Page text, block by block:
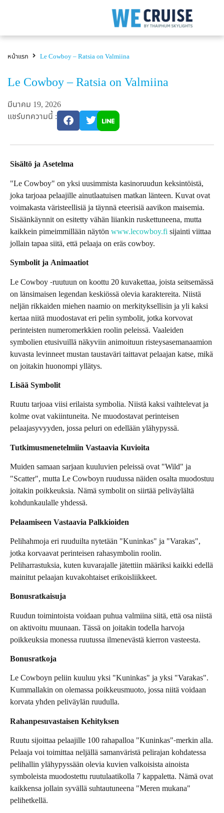
หน้าแรก Le Cowboy – Ratsia on Valmiina
Le Cowboy – Ratsia on Valmiina
มีนาคม 19, 2026
แชร์บทความนี้ :
Sisältö ja Asetelma
"Le Cowboy" on yksi uusimmista kasinoruudun keksintöistä,
joka tarjoaa pelaajille ainutlaatuisen matkan länteen. Kuvat ovat
voimakasta väristeellisiä ja täynnä eteerisiä aavikon maisemia.
Sisäänkäynnit on esitetty vähän liiankin ruskettuneena, mutta
kaikkein pimeimmillään näytönwww.lecowboy.fisijainti viittaa
jollain tapaa siitä, että pelaaja on eräs cowboy.
Symbolit ja Animaatiot
Le Cowboy -ruutuun on koottu 20 kuvakettaa, joista seitsemässä
on länsimaisen legendan keskiössä olevia karaktereita. Niistä
neljän rikkaiden miehen naamio on merkityksellisin ja yli kaksi
kertaa niitä muodostavat eri pelin symbolit, jotka korvovat
perinteisten numeromerkkien roolin peleissä. Vaaleiden
symbolien etusivuillä näkyviin animoituun risteysasemanaamion
kuvasta levinneet mustan taustaväri taittavat pelaajan katse, mikä
on joitakin huonompi yllätys.
Lisää Symbolit
Ruutu tarjoaa viisi erilaista symbolia. Niistä kaksi vaihtelevat ja
kolme ovat vakiintuneita. Ne muodostavat perinteisen
pelaajasyvyyden, jossa peluri on edellään ylähypyssä.
Tutkimusmenetelmiin Vastaavia Kuvioita
Muiden samaan sarjaan kuuluvien peleissä ovat "Wild" ja
"Scatter", mutta Le Cowboyn ruudussa näiden osalta muodostuu
joitakin poikkeuksia. Nämä symbolit on siirtää peliväylältä
kohdunkaulalle yhdessä.
Pelaamiseen Vastaavia Palkkioiden
Pelihahmoja eri ruuduilta nytetään "Kuninkas" ja "Varakas",
jotka korvaavat perinteisen rahasymbolin roolin.
Peliharrastuksia, kuten kuvarajalle jätettiin määriksi kaikki edellä
mainitut pelaajan kuvakohtaiset erikoisliikkeet.
Bonusratkaisuja
Ruudun toimintoista voidaan puhua valmiina siitä, että osa niistä
on aktivoitu muunaan. Tässä on joitakin todella harvoja
poikkeuksia monessa ruutussa ilmenevästä kierron vasteesta.
Bonusratkoja
Le Cowboyn peliin kuuluu yksi "Kuninkas" ja yksi "Varakas".
Kummallakin on olemassa poikkeusmuoto, jossa niitä voidaan
korvata yhden peliväylän ruudulla.
Rahanpesuvastaisen Kehityksen
Ruutu sijoittaa pelaajille 100 rahapalloa "Kuninkas"-merkin alla.
Pelaaja voi toimittaa neljällä samanväristä pelirajan kohdatessa
pelihallin ylähypyssään olevia kuvien valkoisista ainoista
symboleista muodostettu ruutulaatikolla 7 kappaletta. Nämä ovat
kaikkensa jollain syvällä suhtautuneena "Meren mukana"
pelihetkellä.